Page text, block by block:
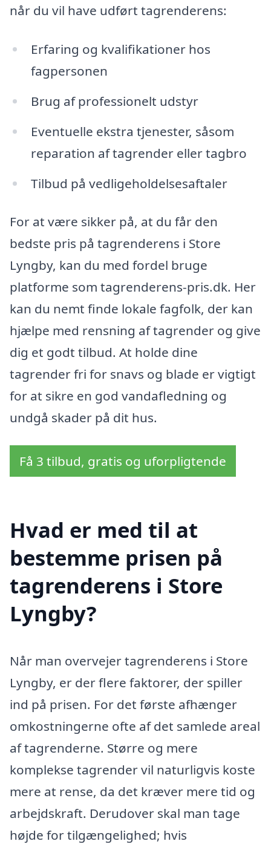
når du vil have udført tagrenderens:
Erfaring og kvalifikationer hos
fagpersonen
Brug af professionelt udstyr
Eventuelle ekstra tjenester, såsom
reparation af tagrender eller tagbro
Tilbud på vedligeholdelsesaftaler
For at være sikker på, at du får den
bedste pris på tagrenderens i Store
Lyngby, kan du med fordel bruge
platforme som tagrenderens-pris.dk. Her
kan du nemt finde lokale fagfolk, der kan
hjælpe med rensning af tagrender og give
dig et godt tilbud. At holde dine
tagrender fri for snavs og blade er vigtigt
for at sikre en god vandafledning og
undgå skader på dit hus.
Få 3 tilbud, gratis og uforpligtende
Hvad er med til at
bestemme prisen på
tagrenderens i Store
Lyngby?
Når man overvejer tagrenderens i Store
Lyngby, er der flere faktorer, der spiller
ind på prisen. For det første afhænger
omkostningerne ofte af det samlede areal
af tagrenderne. Større og mere
komplekse tagrender vil naturligvis koste
mere at rense, da det kræver mere tid og
arbejdskraft. Derudover skal man tage
højde for tilgængelighed; hvis